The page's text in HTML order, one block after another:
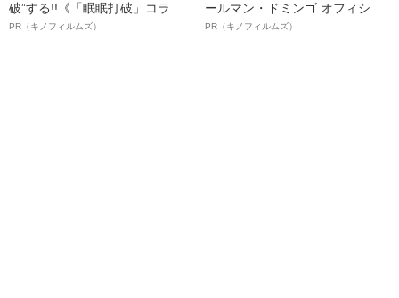
破”する!!《「眠眠打破」コラ
ボ》
PR（キノフィルムズ）
ールマン・ドミンゴ オフィシャ
ルインタビュー“観客を魅了した
PR（キノフィルムズ）